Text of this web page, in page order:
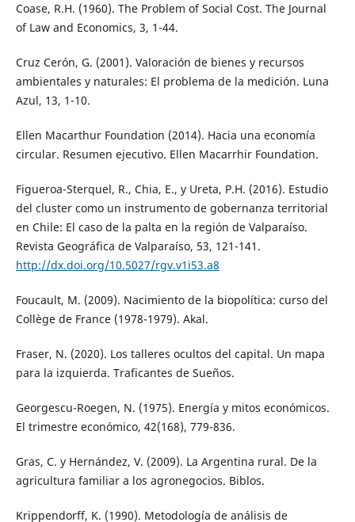
Coase, R.H. (1960). The Problem of Social Cost. The Journal
of Law and Economics, 3, 1-44.
Cruz Cerón, G. (2001). Valoración de bienes y recursos
ambientales y naturales: El problema de la medición. Luna
Azul, 13, 1-10.
Ellen Macarthur Foundation (2014). Hacia una economía
circular. Resumen ejecutivo. Ellen Macarrhir Foundation.
Figueroa-Sterquel, R., Chia, E., y Ureta, P.H. (2016). Estudio
del cluster como un instrumento de gobernanza territorial
en Chile: El caso de la palta en la región de Valparaíso.
Revista Geográfica de Valparaíso, 53, 121-141.
http://dx.doi.org/10.5027/rgv.v1i53.a8
Foucault, M. (2009). Nacimiento de la biopolítica: curso del
Collège de France (1978-1979). Akal.
Fraser, N. (2020). Los talleres ocultos del capital. Un mapa
para la izquierda. Traficantes de Sueños.
Georgescu-Roegen, N. (1975). Energía y mitos económicos.
El trimestre económico, 42(168), 779-836.
Gras, C. y Hernández, V. (2009). La Argentina rural. De la
agricultura familiar a los agronegocios. Biblos.
Krippendorff, K. (1990). Metodología de análisis de